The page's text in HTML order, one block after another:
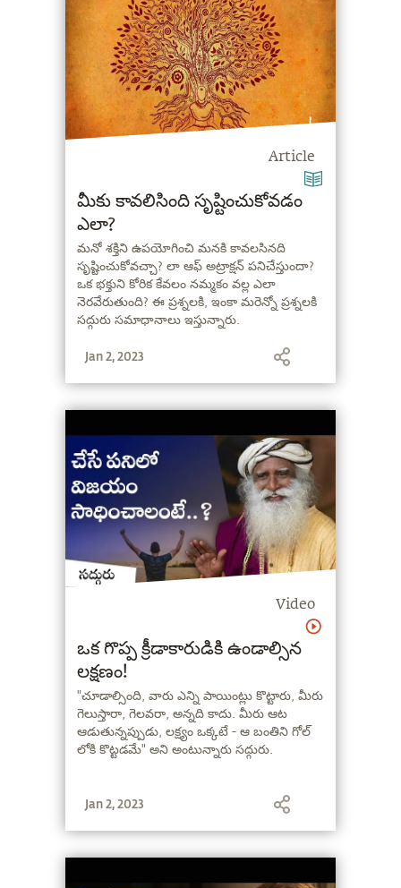
Article
మీకు కావలిసింది సృష్టించుకోవడం
ఎలా?
మనో శక్తిని ఉపయోగించి మనకి కావలసినది
సృష్టించుకోవచ్చా? లా ఆఫ్ అట్రాక్షన్ పనిచేస్తుందా?
ఒక భక్తుని కోరిక కేవలం నమ్మకం వల్ల ఎలా
నెరవేరుతుంది? ఈ ప్రశ్నలకి, ఇంకా మరెన్నో ప్రశ్నలకి
సద్గురు సమాధానాలు ఇస్తున్నారు.
Jan 2, 2023
Video
ఒక గొప్ప క్రీడాకారుడికి ఉండాల్సిన
లక్షణం!
"చూడాల్సింది, వారు ఎన్ని పాయింట్లు కొట్టారు, మీరు
గెలుస్తారా, గెలవరా, అన్నది కాదు. మీరు ఆట
ఆడుతున్నప్పుడు, లక్ష్యం ఒక్కటే - ఆ బంతిని గోల్
లోకి కొట్టడమే" అని అంటున్నారు సద్గురు.
Jan 2, 2023